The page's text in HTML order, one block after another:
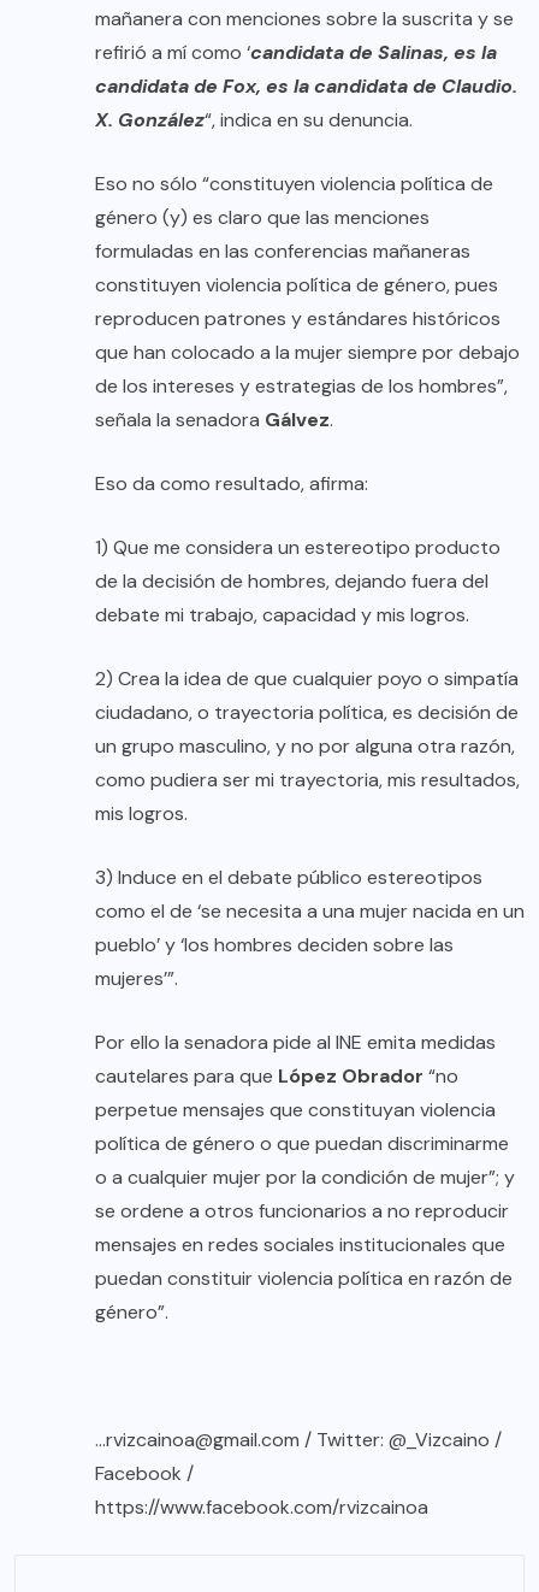
mañanera con menciones sobre la suscrita y se
refirió a mí como ‘candidata de Salinas, es la
candidata de Fox, es la candidata de Claudio.
X. González“, indica en su denuncia.
Eso no sólo “constituyen violencia política de
género (y) es claro que las menciones
formuladas en las conferencias mañaneras
constituyen violencia política de género, pues
reproducen patrones y estándares históricos
que han colocado a la mujer siempre por debajo
de los intereses y estrategias de los hombres”,
señala la senadora Gálvez.
Eso da como resultado, afirma:
1) Que me considera un estereotipo producto
de la decisión de hombres, dejando fuera del
debate mi trabajo, capacidad y mis logros.
2) Crea la idea de que cualquier poyo o simpatía
ciudadano, o trayectoria política, es decisión de
un grupo masculino, y no por alguna otra razón,
como pudiera ser mi trayectoria, mis resultados,
mis logros.
3) Induce en el debate público estereotipos
como el de ‘se necesita a una mujer nacida en un
pueblo’ y ‘los hombres deciden sobre las
mujeres’”.
Por ello la senadora pide al INE emita medidas
cautelares para que López Obrador “no
perpetue mensajes que constituyan violencia
política de género o que puedan discriminarme
o a cualquier mujer por la condición de mujer”; y
se ordene a otros funcionarios a no reproducir
mensajes en redes sociales institucionales que
puedan constituir violencia política en razón de
género”.
…rvizcainoa@gmail.com / Twitter: @_Vizcaino /
Facebook /
https://www.facebook.com/rvizcainoa